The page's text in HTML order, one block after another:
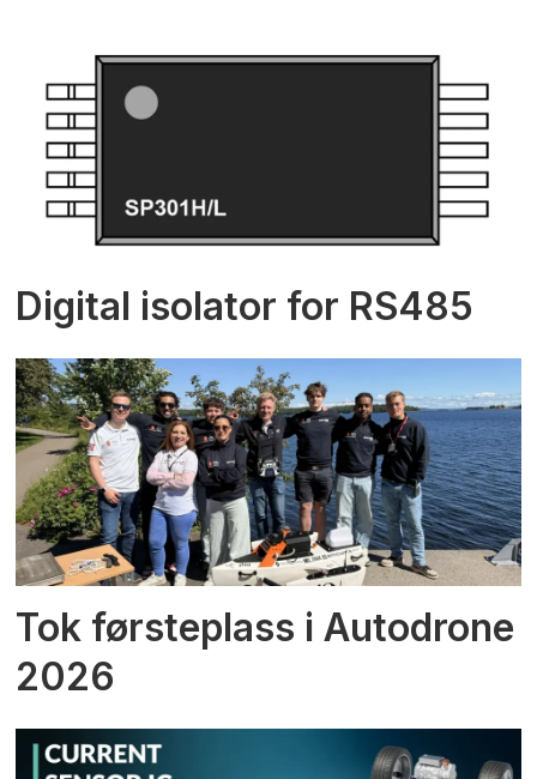
Digital isolator for RS485
Tok førsteplass i Autodrone
2026